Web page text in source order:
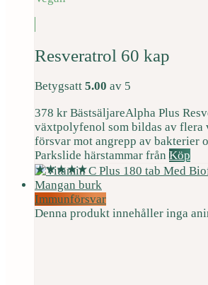
Resveratrol 60 kap
Betygsatt 5.00 av 5
378 kr BästsäljareAlpha Plus
växtpolyfenol som bildas av flera
försvar mot angrepp av bakterier
Parkslide härstammar från Köp
Immunförsvar
Denna produkt innehåller inga